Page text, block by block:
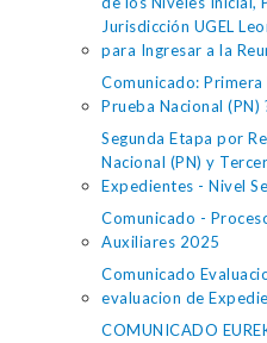
Jurisdicción UGEL
para Ingresar a la
Comunicado:
Prueba Nacional (PN)
Segunda Etapa por
Nacional (PN) y
Expedientes - Nivel
Comunicado -
Auxiliares 2025
Comunicado
evaluacion de
COMUNICADO